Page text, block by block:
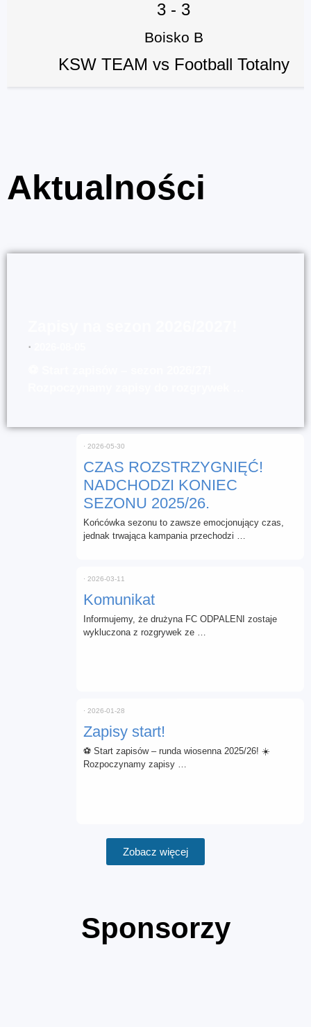
3 - 3
Boisko B
KSW TEAM vs Football Totalny
Aktualności
⋅
CZAS ROZSTRZYGNIĘĆ!
NADCHODZI KONIEC
SEZONU 2025/26.
⋅ 2026-05-30
Końcówka sezonu to zawsze emocjonujący czas,
jednak trwająca kampania przechodzi …
Komunikat
⋅ 2026-03-11
Informujemy, że drużyna FC ODPALENI zostaje
wykluczona z rozgrywek ze …
Zapisy start!
⋅ 2026-01-28
⚽ Start zapisów – runda wiosenna 2025/26! ☀️
Rozpoczynamy zapisy …
Zobacz więcej
Sponsorzy